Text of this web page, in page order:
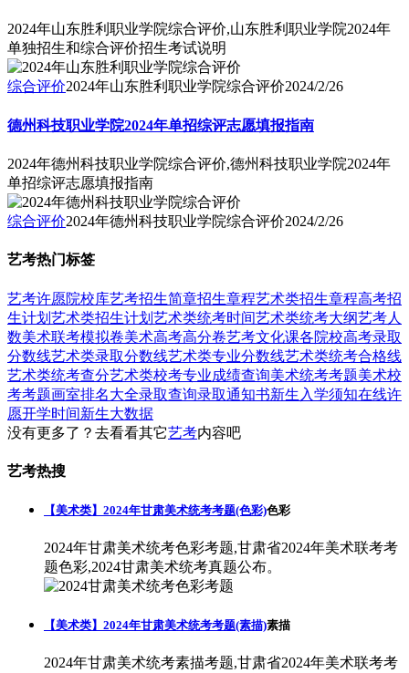
2024年山东胜利职业学院综合评价,山东胜利职业学院2024年
单独招生和综合评价招生考试说明
综合评价2024年山东胜利职业学院综合评价2024/2/26
德州科技职业学院2024年单招综评志愿填报指南
2024年德州科技职业学院综合评价,德州科技职业学院2024年
单招综评志愿填报指南
综合评价2024年德州科技职业学院综合评价2024/2/26
艺考热门标签
艺考许愿院校库艺考招生简章招生章程艺术类招生章程高考招
生计划 艺术类招生计划 艺术类统考时间艺术类统考大纲艺考人
数美术联考模拟卷美术高考高分卷艺考文化课各院校高考录取
分数线艺术类录取分数线艺术类专业分数线艺术类统考合格线
艺术类统考查分艺术类校考专业成绩查询美术统考考题美术校
考考题画室排名大全录取查询录取通知书新生入学须知在线许
愿开学时间新生大数据
没有更多了？去看看其它艺考内容吧
艺考热搜
【美术类】2024年甘肃美术统考考题(色彩)色彩
2024年甘肃美术统考色彩考题,甘肃省2024年美术联考考
题色彩,2024甘肃美术统考真题公布。
【美术类】2024年甘肃美术统考考题(素描)素描
2024年甘肃美术统考素描考题,甘肃省2024年美术联考考